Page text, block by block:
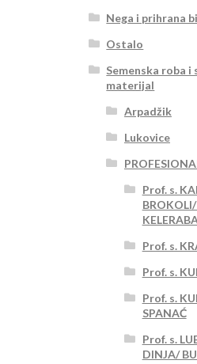
Nega i prihrana
Ostalo
Semenska roba i
materijal
Arpadžik
Lukovice
Prof. s.
Prof. s.
Prof. s.
Prof. s.
SPANAĆ
Prof. s.
DINJA/